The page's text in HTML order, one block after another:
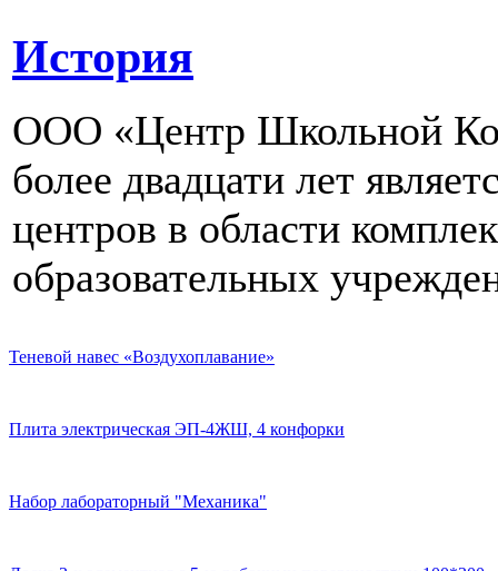
История
ООО «Центр Школьной
более двадцати лет
центров в области
образовательных
Теневой навес «Воздухоплавание»
Плита электрическая ЭП-4ЖШ, 4 конфорки
Набор лабораторный "Механика"